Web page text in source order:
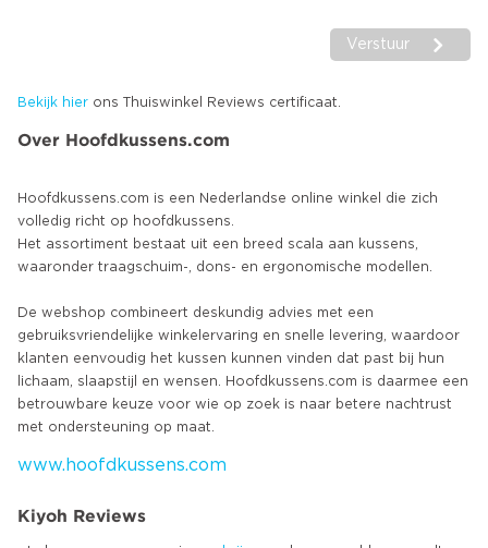
Verstuur
Bekijk hier ons Thuiswinkel Reviews certificaat.
Over Hoofdkussens.com
Hoofdkussens.com is een Nederlandse online winkel die zich
volledig richt op hoofdkussens.
Het assortiment bestaat uit een breed scala aan kussens,
waaronder traagschuim-, dons- en ergonomische modellen.
De webshop combineert deskundig advies met een
gebruiksvriendelijke winkelervaring en snelle levering, waardoor
klanten eenvoudig het kussen kunnen vinden dat past bij hun
lichaam, slaapstijl en wensen. Hoofdkussens.com is daarmee een
betrouwbare keuze voor wie op zoek is naar betere nachtrust
www.hoofdkussens.com
Kiyoh Reviews